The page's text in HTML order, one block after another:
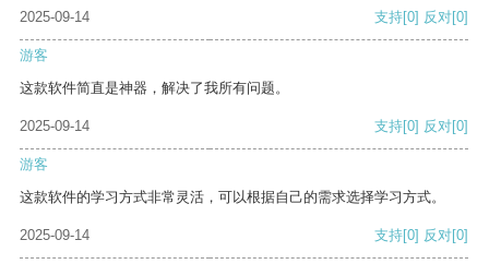
2025-09-14
支持[0] 反对[0]
游客
这款软件简直是神器，解决了我所有问题。
2025-09-14 支持[0] 反对[0]
游客
这款软件的学习方式非常灵活，可以根据自己的需求选择学习方式。
2025-09-14 支持[0] 反对[0]